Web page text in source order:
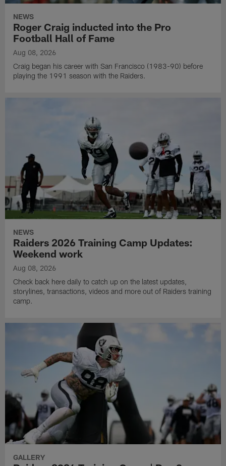
NEWS
Roger Craig inducted into the Pro
Football Hall of Fame
Aug 08, 2026
Craig began his career with San Francisco (1983-90) before
playing the 1991 season with the Raiders.
NEWS
Raiders 2026 Training Camp Updates:
Weekend work
Aug 08, 2026
Check back here daily to catch up on the latest updates,
storylines, transactions, videos and more out of Raiders training
camp.
GALLERY